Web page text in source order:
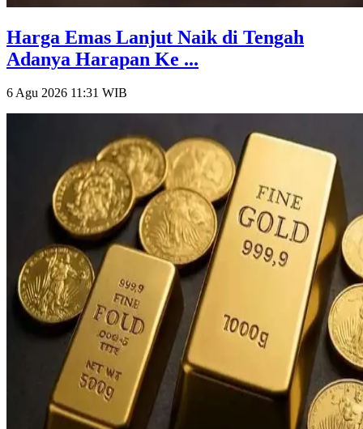
Harga Emas Lanjut Naik di Tengah
Adanya Harapan Ke ...
6 Agu 2026 11:31 WIB